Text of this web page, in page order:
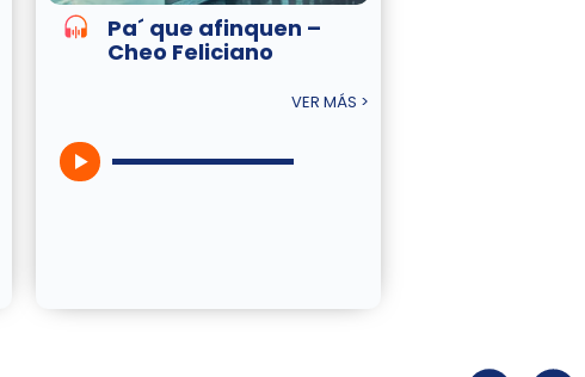
Pa´ que afinquen –
Cheo Feliciano
VER MÁS >